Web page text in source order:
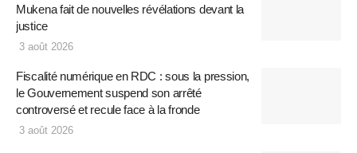
Mukena fait de nouvelles révélations devant la
justice
3 août 2026
Fiscalité numérique en RDC : sous la pression,
le Gouvernement suspend son arrêté
controversé et recule face à la fronde
3 août 2026